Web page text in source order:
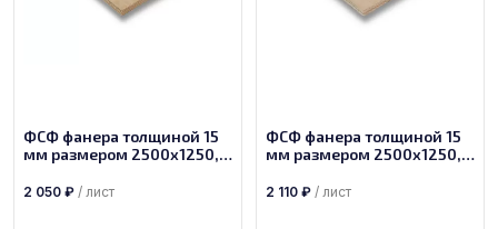
ФСФ фанера толщиной 15
мм размером 2500х1250,
2 050 ₽ / лист
ФСФ фанера толщиной 15
мм размером 2500х1250,
2 110 ₽ / лист